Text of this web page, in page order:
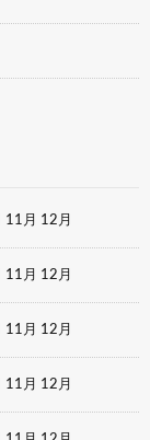
11月 12月
11月 12月
11月 12月
11月 12月